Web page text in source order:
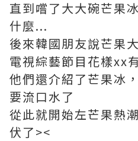
直到嚐了大大碗芒果
什麼...
後來韓國朋友說芒果
電視綜藝節目花樣xx
他們還介紹了芒果冰
要流口水了
從此就開始左芒果熱
伏了><